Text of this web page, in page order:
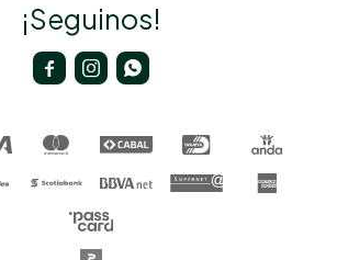
¡Seguinos!
  